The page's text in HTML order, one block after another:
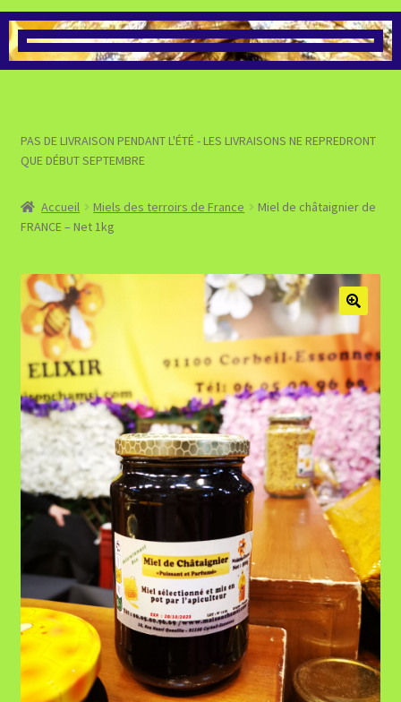
>>> VOIR LA BOUTIQUE DES
PRÉPARATIONS À BASE DE
>>> VOIR MON PANIER
PAS DE LIVRAISON PENDANT L'ÉTÉ - LES LIVRAISONS NE REPREDRONT
QUE DÉBUT SEPTEMBRE
Accueil Miels des terroirs de France
Miel de châtaignier de
FRANCE – Net 1kg